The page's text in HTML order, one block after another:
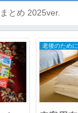
とめ 2025ver.
老後のために暮らしを小さく